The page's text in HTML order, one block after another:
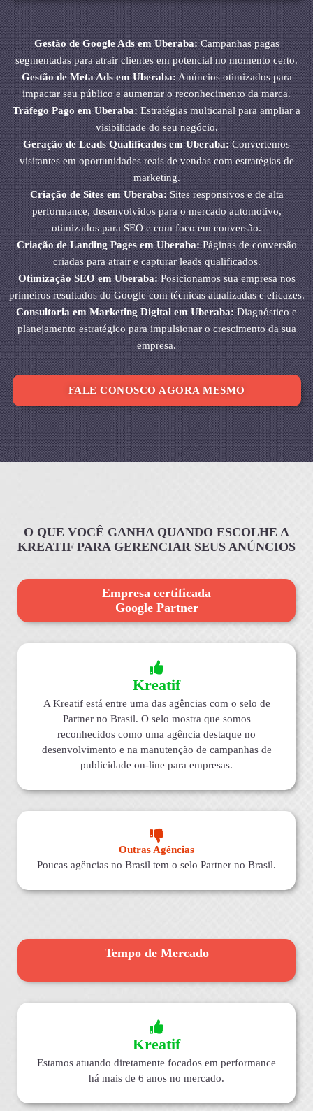
Gestão de Google Ads em Uberaba:Campanhas pagas
segmentadas para atrair clientes em potencial no momento certo.
Gestão de Meta Ads em Uberaba:Anúncios otimizados para
impactar seu público e aumentar o reconhecimento da marca.
Tráfego Pago em Uberaba:Estratégias multicanal para ampliar a
visibilidade do seu negócio.
Geração de Leads Qualificados em Uberaba:Convertemos
visitantes em oportunidades reais de vendas com estratégias de
marketing.
Criação de Sites em Uberaba:Sites responsivos e de alta
performance, desenvolvidos para o mercado automotivo,
otimizados para SEO e com foco em conversão.
Criação de Landing Pages em Uberaba:Páginas de conversão
criadas para atrair e capturar leads qualificados.
Otimização SEO em Uberaba:Posicionamos sua empresa nos
primeiros resultados do Google com técnicas atualizadas e eficazes.
Consultoria em Marketing Digital em Uberaba:Diagnóstico e
planejamento estratégico para impulsionar o crescimento da sua
empresa.
FALE CONOSCO AGORA MESMO
O QUE VOCÊ GANHA QUANDO ESCOLHE A
KREATIF PARA GERENCIAR SEUS ANÚNCIOS
Empresa certificada
Google Partner
Kreatif
A Kreatif está entre uma das agências com o selo de
Partner no Brasil. O selo mostra que somos
reconhecidos como uma agência destaque no
desenvolvimento e na manutenção de campanhas de
publicidade on-line para empresas.
Outras Agências
Poucas agências no Brasil tem o selo Partner no Brasil.
Tempo de Mercado
Kreatif
Estamos atuando diretamente focados em performance
há mais de 6 anos no mercado.